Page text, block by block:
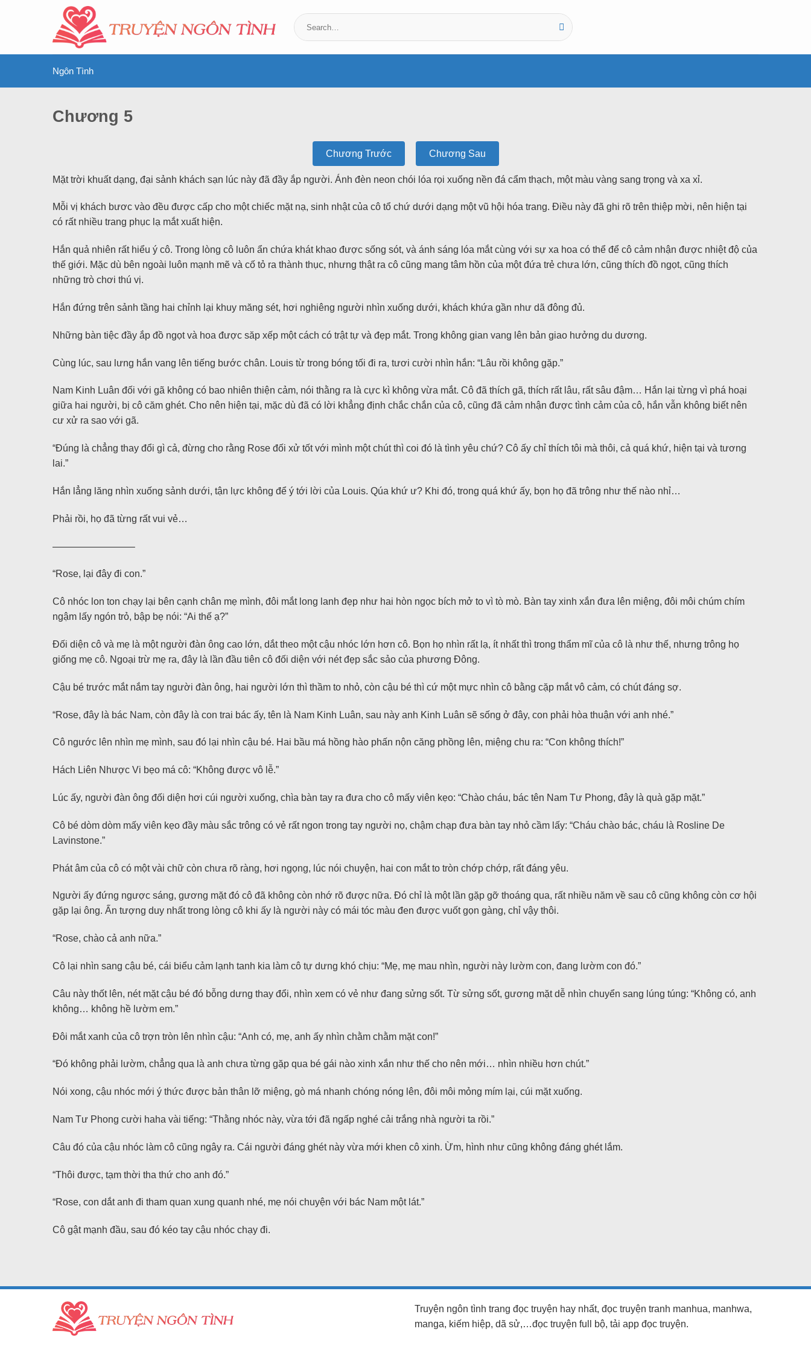
Ngôn Tình
Chương 5
Chương Trước Chương Sau
Mặt trời khuất dạng, đại sảnh khách sạn lúc này đã đầy ắp người. Ánh đèn neon chói lóa rọi xuống nền đá cẩm thạch, một màu vàng sang trọng và xa xỉ.
Mỗi vị khách bươc vào đều được cấp cho một chiếc mặt nạ, sinh nhật của cô tổ chứ dưới dạng một vũ hội hóa trang. Điều này đã ghi rõ trên thiệp mời, nên hiện tại
có rất nhiều trang phục lạ mắt xuất hiện.
Hắn quả nhiên rất hiểu ý cô. Trong lòng cô luôn ẩn chứa khát khao được sống sót, và ánh sáng lóa mắt cùng với sự xa hoa có thể để cô cảm nhận được nhiệt độ của
thế giới. Mặc dù bên ngoài luôn mạnh mẽ và cố tỏ ra thành thục, nhưng thật ra cô cũng mang tâm hồn của một đứa trẻ chưa lớn, cũng thích đồ ngọt, cũng thích
những trò chơi thú vị.
Hắn đứng trên sảnh tầng hai chỉnh lại khuy măng sét, hơi nghiêng người nhìn xuống dưới, khách khứa gần như dã đông đủ.
Những bàn tiệc đầy ắp đồ ngọt và hoa được săp xếp một cách có trật tự và đẹp mắt. Trong không gian vang lên bản giao hưởng du dương.
Cùng lúc, sau lưng hắn vang lên tiếng bước chân. Louis từ trong bóng tối đi ra, tươi cười nhìn hắn: “Lâu rồi không gặp.”
Nam Kinh Luân đối với gã không có bao nhiên thiện cảm, nói thằng ra là cực kì không vừa mắt. Cô đã thích gã, thích rất lâu, rất sâu đậm… Hắn lại từng vì phá hoại
giữa hai người, bị cô căm ghét. Cho nên hiện tại, mặc dù đã có lời khẳng định chắc chắn của cô, cũng đã cảm nhận được tình cảm của cô, hắn vẫn không biết nên
cư xử ra sao với gã.
“Đúng là chẳng thay đổi gì cả, đừng cho rằng Rose đối xử tốt với mình một chút thì coi đó là tình yêu chứ? Cô ấy chỉ thích tôi mà thôi, cả quá khứ, hiện tại và tương
lai.”
Hắn lẳng lăng nhìn xuống sảnh dưới, tận lực không để ý tới lời của Louis. Qúa khứ ư? Khi đó, trong quá khứ ấy, bọn họ đã trông như thế nào nhỉ…
Phải rồi, họ đã từng rất vui vẻ…
————————–
“Rose, lại đây đi con.”
Cô nhóc lon ton chạy lại bên cạnh chân mẹ mình, đôi mắt long lanh đẹp như hai hòn ngọc bích mở to vì tò mò. Bàn tay xinh xắn đưa lên miệng, đôi môi chúm chím
ngậm lấy ngón trỏ, bập bẹ nói: “Ai thế ạ?”
Đối diện cô và mẹ là một người đàn ông cao lớn, dắt theo một cậu nhóc lớn hơn cô. Bọn họ nhìn rất lạ, ít nhất thì trong thẩm mĩ của cô là như thế, nhưng trông họ
giống mẹ cô. Ngoại trừ mẹ ra, đây là lần đầu tiên cô đối diện với nét đẹp sắc sảo của phương Đông.
Cậu bé trước mắt nắm tay người đàn ông, hai người lớn thì thầm to nhỏ, còn cậu bé thì cứ một mực nhìn cô bằng cặp mắt vô cảm, có chút đáng sợ.
“Rose, đây là bác Nam, còn đây là con trai bác ấy, tên là Nam Kinh Luân, sau này anh Kinh Luân sẽ sống ở đây, con phải hòa thuận với anh nhé.”
Cô ngước lên nhìn mẹ mình, sau đó lại nhìn cậu bé. Hai bầu má hồng hào phấn nộn căng phồng lên, miệng chu ra: “Con không thích!”
Hách Liên Nhược Vi bẹo má cô: “Không được vô lễ.”
Lúc ấy, người đàn ông đối diện hơi cúi người xuống, chìa bàn tay ra đưa cho cô mấy viên kẹo: “Chào cháu, bác tên Nam Tư Phong, đây là quà gặp mặt.”
Cô bé dòm dòm mấy viên kẹo đầy màu sắc trông có vẻ rất ngon trong tay người nọ, chậm chạp đưa bàn tay nhỏ cầm lấy: “Cháu chào bác, cháu là Rosline De
Lavinstone.”
Phát âm của cô có một vài chữ còn chưa rõ ràng, hơi ngọng, lúc nói chuyện, hai con mắt to tròn chớp chớp, rất đáng yêu.
Người ấy đứng ngược sáng, gương mặt đó cô đã không còn nhớ rõ được nữa. Đó chỉ là một lần gặp gỡ thoáng qua, rất nhiều năm về sau cô cũng không còn cơ hội
gặp lại ông. Ấn tượng duy nhất trong lòng cô khi ấy là người này có mái tóc màu đen được vuốt gọn gàng, chỉ vậy thôi.
“Rose, chào cả anh nữa.”
Cô lại nhìn sang cậu bé, cái biểu cảm lạnh tanh kia làm cô tự dưng khó chịu: “Mẹ, mẹ mau nhìn, người này lườm con, đang lườm con đó.”
Câu này thốt lên, nét mặt cậu bé đó bỗng dưng thay đổi, nhìn xem có vẻ như đang sửng sốt. Từ sửng sốt, gương mặt dễ nhìn chuyển sang lúng túng: “Không có, anh
không… không hề lườm em.”
Đôi mắt xanh của cô trợn tròn lên nhìn cậu: “Anh có, mẹ, anh ấy nhìn chằm chằm mặt con!”
“Đó không phải lườm, chẳng qua là anh chưa từng gặp qua bé gái nào xinh xắn như thế cho nên mới… nhìn nhiều hơn chút.”
Nói xong, cậu nhóc mới ý thức được bản thân lỡ miệng, gò má nhanh chóng nóng lên, đôi môi mỏng mím lại, cúi mặt xuống.
Nam Tư Phong cười haha vài tiếng: “Thằng nhóc này, vừa tới đã ngấp nghé cải trắng nhà người ta rồi.”
Câu đó của cậu nhóc làm cô cũng ngây ra. Cái người đáng ghét này vừa mới khen cô xinh. Ừm, hình như cũng không đáng ghét lắm.
“Thôi được, tạm thời tha thứ cho anh đó.”
“Rose, con dắt anh đi tham quan xung quanh nhé, mẹ nói chuyện với bác Nam một lát.”
Cô gật mạnh đầu, sau đó kéo tay cậu nhóc chạy đi.
Truyện ngôn tình trang đọc truyện hay nhất, đọc truyện tranh manhua, manhwa,
manga, kiếm hiệp, dã sử,…đọc truyện full bộ, tải app đọc truyện.